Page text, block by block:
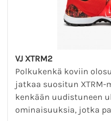
VJ XTRM2
Polkukenkä koviin
jatkaa suositun XTRM-
kenkään uudistuneen
ominaisuuksia, jotka